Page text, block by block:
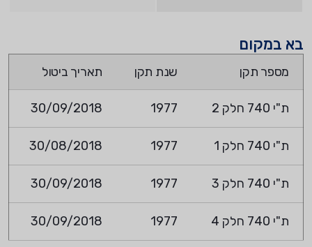
בא במקום
מספר תקן שנת תקן תאריך ביטול
ת"י 740 חלק 2 1977
30/09/2018
ת"י 740 חלק 1 1977
30/08/2018
ת"י 740 חלק 3 1977
30/09/2018
ת"י 740 חלק 4 1977
30/09/2018